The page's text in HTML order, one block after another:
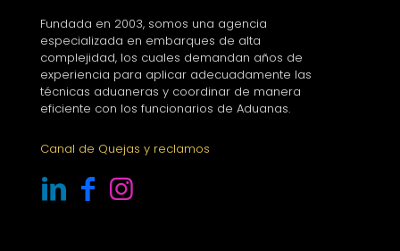
Fundada en 2003, somos una agencia
especializada en embarques de alta
complejidad, los cuales demandan años de
experiencia para aplicar adecuadamente las
técnicas aduaneras y coordinar de manera
eficiente con los funcionarios de Aduanas.
Canal de Quejas y reclamos